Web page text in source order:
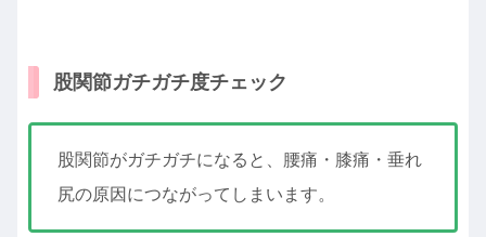
股関節ガチガチ度チェック
股関節がガチガチになると、腰痛・膝痛・垂れ
尻の原因につながってしまいます。